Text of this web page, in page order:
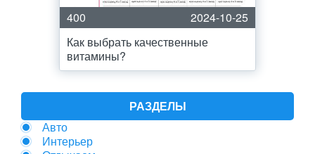
400
2024-10-25
Как выбрать качественные
витамины?
РАЗДЕЛЫ
Авто
Интерьер